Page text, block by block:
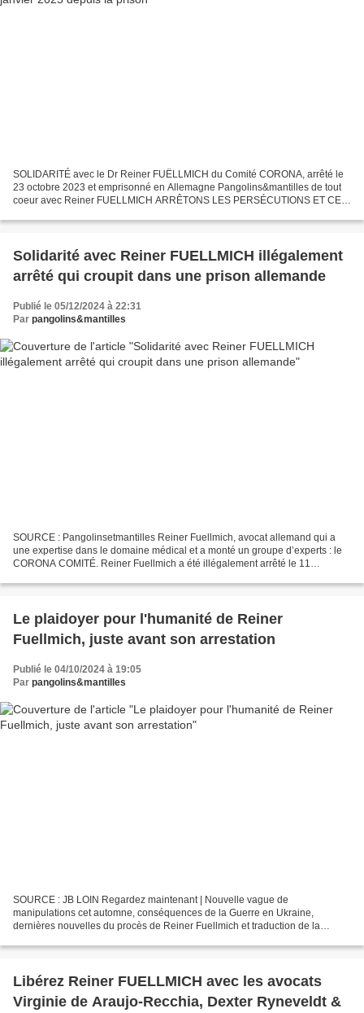
SOLIDARITÉ avec le Dr Reiner FUËLLMICH du Comité CORONA, arrêté le
23 octobre 2023 et emprisonné en Allemagne Pangolins&mantilles de tout
coeur avec Reiner FUELLMICH ARRÊTONS LES PERSÉCUTIONS ET CE
Solidarité avec Reiner FUELLMICH illégalement
arrêté qui croupit dans une prison allemande
Publié le 05/12/2024 à 22:31
Par pangolins&mantilles
SOURCE : Pangolinsetmantilles Reiner Fuellmich, avocat allemand qui a
une expertise dans le domaine médical et a monté un groupe d’experts : le
CORONA COMITÉ. Reiner Fuellmich a été illégalement arrêté le 11
Le plaidoyer pour l'humanité de Reiner
Fuellmich, juste avant son arrestation
Publié le 04/10/2024 à 19:05
Par pangolins&mantilles
SOURCE : JB LOIN Regardez maintenant | Nouvelle vague de
manipulations cet automne, conséquences de la Guerre en Ukraine,
dernières nouvelles du procès de Reiner Fuellmich et traduction de la
Libérez Reiner FUELLMICH avec les avocats
Virginie de Araujo-Recchia, Dexter Ryneveldt &